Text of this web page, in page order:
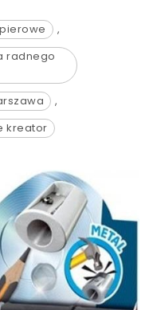
,
radnego
,
kreator